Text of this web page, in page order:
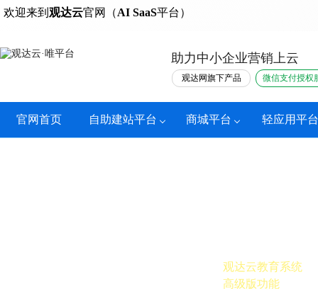
热门
欢迎来到 观达云官网（AI SaaS平台）
助力中小企业营销上云
官网首页 自助建站平台 商城平台 轻应用平台
观达网旗下产品 微信支付授权
观达云教育系统
高级版功能